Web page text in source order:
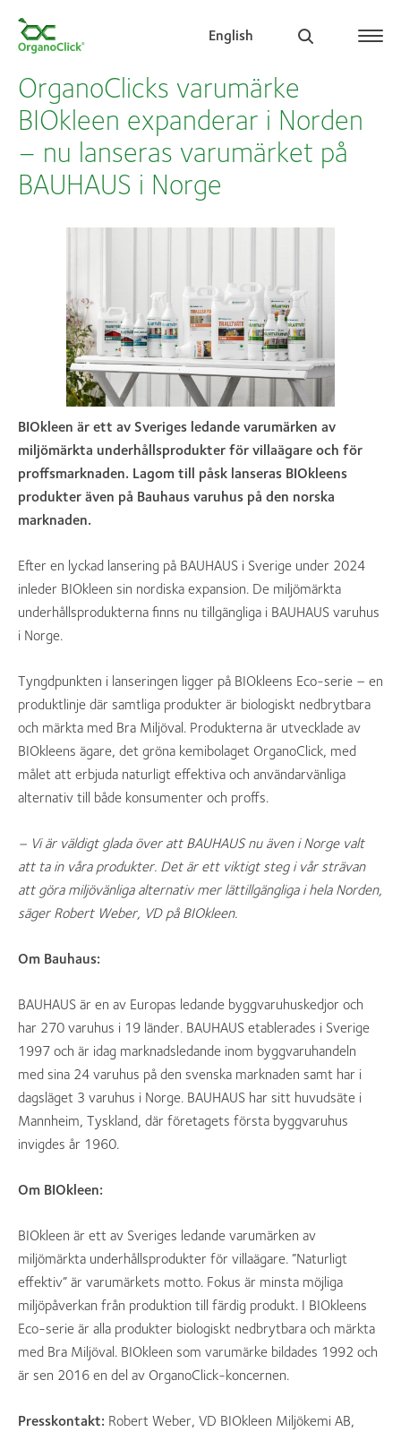
English
Search for:
OrganoClicks varumärke
BIOkleen expanderar i Norden
– nu lanseras varumärket på
BAUHAUS i Norge
BIOkleen är ett av Sveriges ledande varumärken av
miljömärkta underhållsprodukter för villaägare och för
proffsmarknaden. Lagom till påsk lanseras BIOkleens
produkter även på Bauhaus varuhus på den norska
marknaden.
Efter en lyckad lansering på BAUHAUS i Sverige under 2024
inleder BIOkleen sin nordiska expansion. De miljömärkta
underhållsprodukterna finns nu tillgängliga i BAUHAUS varuhus
i Norge.
Tyngdpunkten i lanseringen ligger på BIOkleens Eco-serie – en
produktlinje där samtliga produkter är biologiskt nedbrytbara
och märkta med Bra Miljöval. Produkterna är utvecklade av
BIOkleens ägare, det gröna kemibolaget OrganoClick, med
målet att erbjuda naturligt effektiva och användarvänliga
alternativ till både konsumenter och proffs.
– Vi är väldigt glada över att BAUHAUS nu även i Norge valt
att ta in våra produkter. Det är ett viktigt steg i vår strävan
att göra miljövänliga alternativ mer lättillgängliga i hela Norden,
säger Robert Weber, VD på BIOkleen.
Om Bauhaus:
BAUHAUS är en av Europas ledande byggvaruhuskedjor och
har 270 varuhus i 19 länder. BAUHAUS etablerades i Sverige
1997 och är idag marknadsledande inom byggvaruhandeln
med sina 24 varuhus på den svenska marknaden samt har i
dagsläget 3 varuhus i Norge. BAUHAUS har sitt huvudsäte i
Mannheim, Tyskland, där företagets första byggvaruhus
invigdes år 1960.
Om BIOkleen:
BIOkleen är ett av Sveriges ledande varumärken av
miljömärkta underhållsprodukter för villaägare. ”Naturligt
effektiv” är varumärkets motto. Fokus är minsta möjliga
miljöpåverkan från produktion till färdig produkt. I BIOkleens
Eco-serie är alla produkter biologiskt nedbrytbara och märkta
med Bra Miljöval. BIOkleen som varumärke bildades 1992 och
är sen 2016 en del av OrganoClick-koncernen.
Presskontakt: Robert Weber, VD BIOkleen Miljökemi AB,